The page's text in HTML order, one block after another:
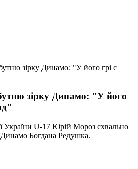
зірку Динамо: "У його грі є
зірку Динамо: "У його
України U-17 Юрій Мороз схвально
Богдана Редушка.